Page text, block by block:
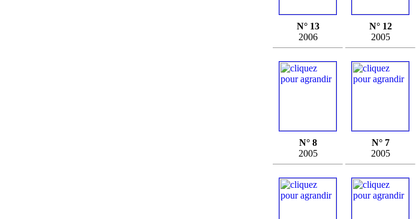
N° 13
2006
N° 12
2005
N° 8
2005
N° 7
2005